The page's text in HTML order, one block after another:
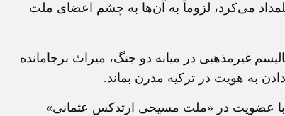
می‌کرد، لزوماً به آن‌ها به چشم اعضای ملت
غيرمذهبی در ميانه دو جنگ، ميراث برجامانده
به هويت در ترکيه مدرن بماند.
با عضويت در «ملت مسيحی ارتدکس عثمانی»